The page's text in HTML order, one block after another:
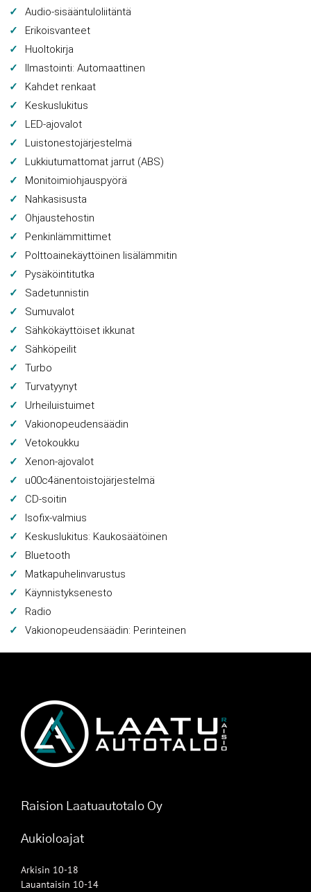
Audio-sisääntuloliitäntä
Erikoisvanteet
Huoltokirja
Ilmastointi: Automaattinen
Kahdet renkaat
Keskuslukitus
LED-ajovalot
Luistonestojärjestelmä
Lukkiutumattomat jarrut (ABS)
Monitoimiohjauspyörä
Nahkasisusta
Ohjaustehostin
Penkinlämmittimet
Polttoainekäyttöinen lisälämmitin
Pysäköintitutka
Sadetunnistin
Sumuvalot
Sähkökäyttöiset ikkunat
Sähköpeilit
Turbo
Turvatyynyt
Urheiluistuimet
Vakionopeudensäädin
Vetokoukku
Xenon-ajovalot
u00c4änentoistojärjestelmä
CD-soitin
Isofix-valmius
Keskuslukitus: Kaukosäätöinen
Bluetooth
Matkapuhelinvarustus
Käynnistyksenesto
Radio
Vakionopeudensäädin: Perinteinen
Raision Laatuautotalo Oy
Aukioloajat
Arkisin 10-18
Lauantaisin 10-14